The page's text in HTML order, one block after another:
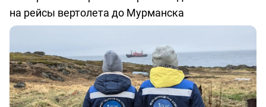
на рейсы вертолета до Мурманска